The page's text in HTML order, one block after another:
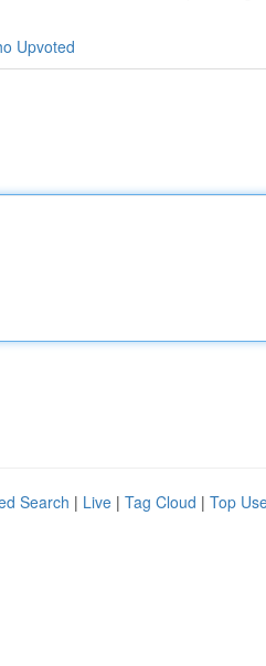
Upvoted
Search | Live | Tag Cloud | Top